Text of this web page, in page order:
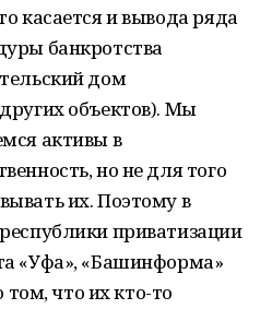
касается и вывода ряда
банкротства
дом
объектов). Мы
активы в
но не для того
их. Поэтому в
приватизации
«Уфа», «Башинформа»
том, что их кто-то